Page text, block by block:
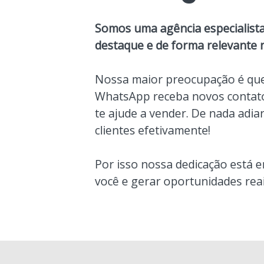
Somos uma agência
destaque e de forma relevante
Nossa maior preocupação é
WhatsApp receba novos
te ajude a vender. De nada
clientes efetivamente!
Por isso nossa dedicação está
você e gerar oportunidades